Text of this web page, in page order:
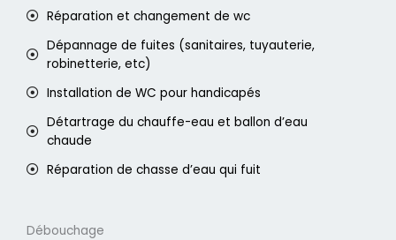
Réparation et changement de wc
Dépannage de fuites (sanitaires, tuyauterie,
robinetterie, etc)
Installation de WC pour handicapés
Détartrage du chauffe-eau et ballon d’eau
chaude
Réparation de chasse d’eau qui fuit
Débouchage